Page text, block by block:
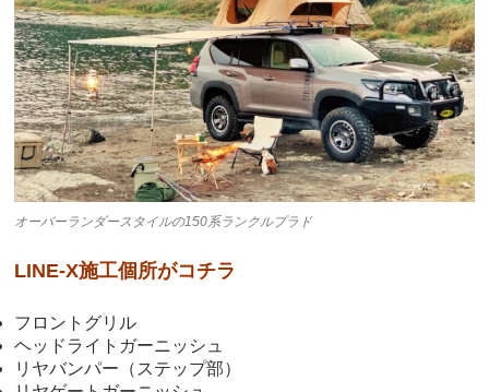
オーバーランダースタイルの150系ランクルプラド
LINE-X施工個所がコチラ
フロントグリル
ヘッドライトガーニッシュ
リヤバンパー（ステップ部）